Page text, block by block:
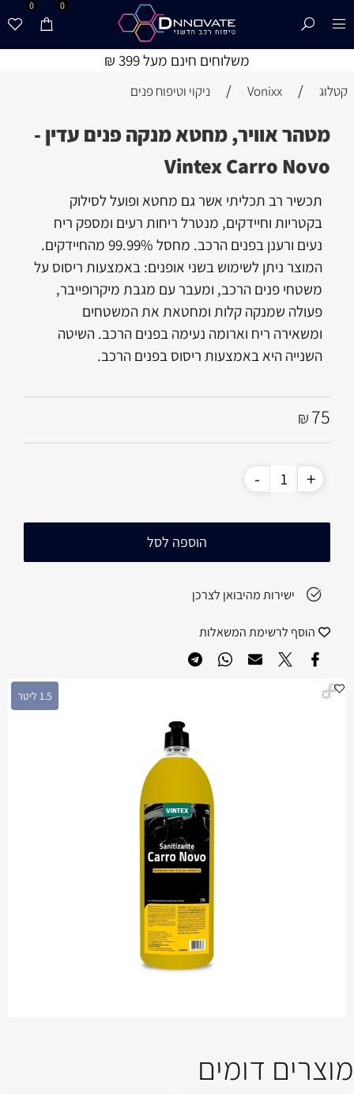
משלוחים חינם מעל 399 ₪
0 0
קטלוג /
Vonixx
/ ניקוי וטיפוח פנים
מטהר אוויר, מחטא מנקה פנים עדין -
Vintex Carro Novo
1.5 ליטר
תכשיר רב תכליתי אשר גם מחטא ופועל לסילוק
בקטריות וחיידקים, מנטרל ריחות רעים ומספק ריח
נעים ורענן בפנים הרכב. מחסל 99.99% מהחיידקים.
המוצר ניתן לשימוש בשני אופנים: באמצעות ריסוס על
משטחי פנים הרכב, ומעבר עם מגבת מיקרופייבר,
פעולה שמנקה קלות ומחטאת את המשטחים
ומשאירה ריח וארומה נעימה בפנים הרכב. השיטה
השנייה היא באמצעות ריסוס בפנים הרכב.
₪75
הוספה לסל
ישירות מהיבואן לצרכן
הוסף לרשימת המשאלות
מוצרים דומים